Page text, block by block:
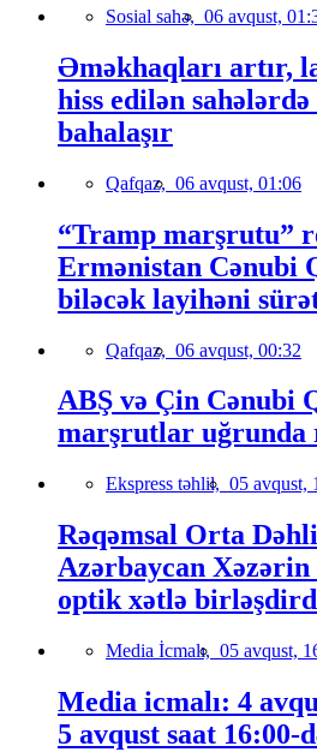
Sosial sahə, 06 avqust,
Əməkhaqları artır,
hiss edilən
bahalaşır
Qafqaz, 06 avqust, 01:06
“Tramp marşrutu”
Ermənistan Cənubi
biləcək layihəni
Qafqaz, 06 avqust, 00:32
ABŞ və Çin Cənubi
marşrutlar uğrunda
Ekspress təhlil, 05 avqust,
Rəqəmsal Orta
Azərbaycan
optik xətlə
Media İcmalı, 05 avqust,
Media icmalı: 4
5 avqust saat 16:00-